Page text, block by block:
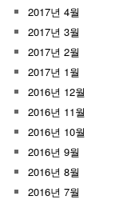
2017년 4월
2017년 3월
2017년 2월
2017년 1월
2016년 12월
2016년 11월
2016년 10월
2016년 9월
2016년 8월
2016년 7월